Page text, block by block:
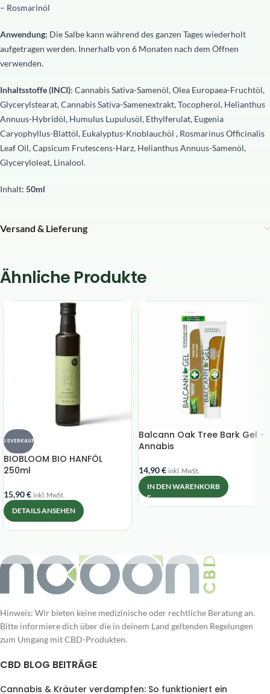
– Rosmarinöl
Anwendung: Die Salbe kann während des ganzen Tages wiederholt
aufgetragen werden. Innerhalb von 6 Monaten nach dem Öffnen
verwenden.
Inhaltsstoffe (INCI): Cannabis Sativa-Samenöl, Olea Europaea-Fruchtöl,
Glycerylstearat, Cannabis Sativa-Samenextrakt, Tocopherol, Helianthus
Annuus-Hybridöl, Humulus Lupulusöl, Ethylferulat, Eugenia
Caryophyllus-Blattöl, Eukalyptus-Knoblauchöl , Rosmarinus Officinalis
Leaf Oil, Capsicum Frutescens-Harz, Helianthus Annuus-Samenöl,
Glyceryloleat, Linalool.
Inhalt: 50ml
Versand & Lieferung
Ähnliche Produkte
BIOBLOOM BIO HANFÖL
250ml
15,90€ inkl. MwSt.
DETAILS ANSEHEN
Balcann Oak Tree Bark Gel –
Annabis
14,90€ inkl. MwSt.
IN DEN WARENKORB
Hinweis: Wir bieten keine medizinische oder rechtliche Beratung an.
Bitte informiere dich über die in deinem Land geltenden Regelungen
zum Umgang mit CBD-Produkten.
CBD BLOG BEITRÄGE
Cannabis & Kräuter verdampfen: So funktioniert ein